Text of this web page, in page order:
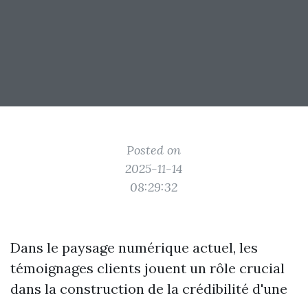
Posted on
2025-11-14
08:29:32
Dans le paysage numérique actuel, les
témoignages clients jouent un rôle crucial
dans la construction de la crédibilité d'une